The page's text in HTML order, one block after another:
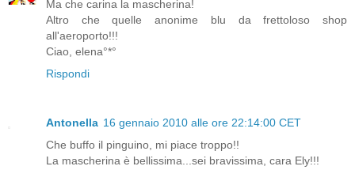
Ma che carina la mascherina!
Altro che quelle anonime blu da frettoloso shop
all'aeroporto!!!
Ciao, elena°*°
Rispondi
Antonella 16 gennaio 2010 alle ore 22:14:00 CET
Che buffo il pinguino, mi piace troppo!!
La mascherina è bellissima...sei bravissima, cara Ely!!!